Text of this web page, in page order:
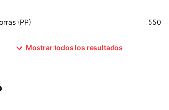
(PP) 550
Mostrar todos los resultados